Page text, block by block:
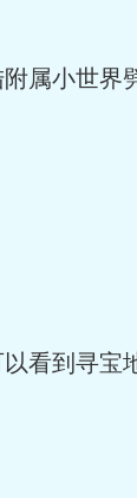
小世界劈
到寻宝